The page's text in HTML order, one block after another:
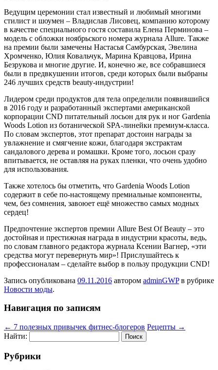
Ведущим церемонии стал известный и любимый многими
стилист и шоумен – Владислав Лисовец, компанию которому
в качестве специального гостя составила Елена Перминова –
модель с обложки ноябрьского номера журнала Allure. Также
на премии были замечены Настасья Самбурская, Эвелина
Хромченко, Юлия Ковальчук, Марина Кравцова, Ирина
Безрукова и многие другие. И, конечно же, все собравшиеся
были в предвкушении итогов, среди которых были выбраны
246 лучших средств beauty-индустрии!
Лидером среди продуктов для тела определили появившийся
в 2016 году и разработанный экспертами американской
корпорации CND питательный лосьон для рук и ног Gardenia
Woods Lotion из ботанической SPA-линейки премиум-класса.
По словам экспертов, этот препарат достоин награды за
увлажнение и смягчение кожи, благодаря экстрактам
сандалового дерева и ромашки. Кроме того, лосьон сразу
впитывается, не оставляя на руках пленки, что очень удобно
для использования.
Также хотелось бы отметить, что Gardenia Woods Lotion
содержит в себе по-настоящему премиальные компоненты,
чем, без сомнения, завоюет ещё множество самых модных
сердец!
Предпочтение экспертов премии Allure Best Of Beauty – это
достойная и престижная награда в индустрии красоты, ведь,
по словам главного редактора журнала Ксении Вагнер, «эти
средства могут перевернуть мир»! Прислушайтесь к
профессионалам – сделайте выбор в пользу продукции CND!
Запись опубликована 09.11.2016 автором adminGWPв рубрике
Новости моды.
Навигация по записям
← 7 полезных привычек фитнес-блогеров Рецепты →
Найти:
Рубрики